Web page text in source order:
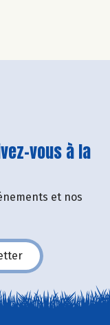
vous à la
et nos